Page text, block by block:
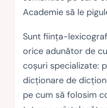
Academie să le
Sunt fiinţa-
orice adunător de
coşuri specializate:
dicţionare de
pe cum să folosim